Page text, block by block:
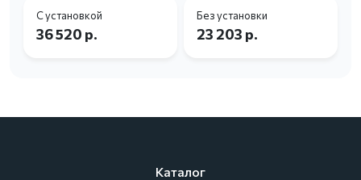
С установкой
36 520 р.
Без установки
23 203 р.
Каталог